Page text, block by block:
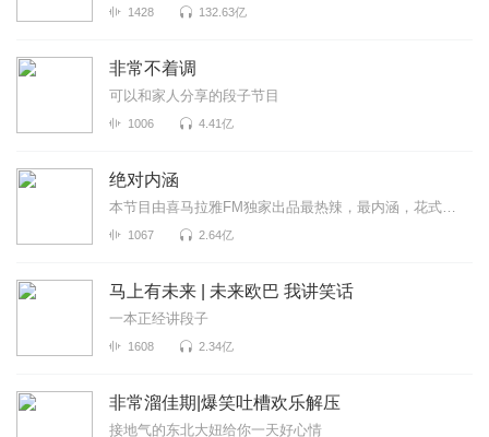
1428 132.63亿
非常不着调
可以和家人分享的段子节目
1006 4.41亿
绝对内涵
本节目由喜马拉雅FM独家出品最热辣，最内涵，花式撩拨你的小耳朵~每周七天，每日不听不散！
1067 2.64亿
马上有未来 | 未来欧巴 我讲笑话
一本正经讲段子
1608 2.34亿
非常溜佳期|爆笑吐槽欢乐解压
接地气的东北大妞给你一天好心情